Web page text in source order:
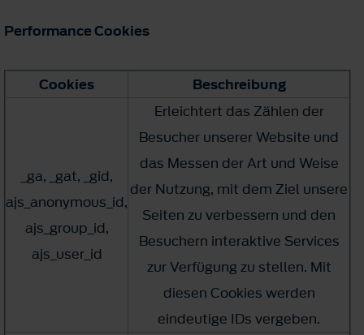
Performance Cookies
Cookies Beschreibung
_ga, _gat, _gid,
ajs_anonymous_id,
ajs_group_id,
ajs_user_id
Erleichtert das Zählen der
Besucher unserer Website und
das Messen der Art und Weise
der Nutzung, mit dem Ziel unsere
Seiten zu verbessern und den
Besuchern interaktive Services
zur Verfügung zu stellen. Mit
diesen Cookies werden
eindeutige IDs vergeben.